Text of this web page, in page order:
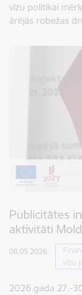
vīzu politikai
ārējās robežas
Publicitātes
aktivitāti
08.05.2026.
vīzu
2026.gada 27.-